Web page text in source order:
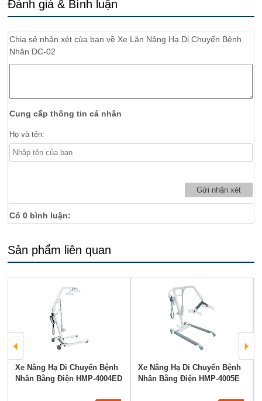
Đánh giá & Bình luận
Chia sẻ nhận xét của bạn về Xe Lăn Nâng Hạ Di Chuyển Bệnh
Nhân DC-02
Cung cấp thông tin cá nhân
Họ và tên:
Có0 bình luận:
Sản phẩm liên quan
Xe Nâng Hạ Di Chuyển Bệnh
Nhân Bằng Điện HMP-4004ED
Xe Nâng Hạ Di Chuyển Bệnh
Nhân Bằng Điện HMP-4005E